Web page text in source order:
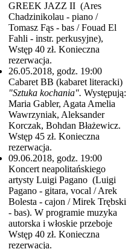
GREEK JAZZ II (Ares
Chadzinikolau - piano /
Tomasz Fąs - bas / Fouad El
Fahli - instr. perkusyjne),
Wstęp 40 zł. Konieczna
rezerwacja.
26.05.2018, godz. 19:00
Cabaret BB (kabaret literacki)
"Sztuka kochania". Występują:
Maria Gabler, Agata Amelia
Wawrzyniak, Aleksander
Korczak, Bohdan Błażewicz.
Wstęp 45 zł. Konieczna
rezerwacja.
09.06.2018, godz. 19:00
Koncert neapolitańskiego
artysty Luigi Pagano (Luigi
Pagano - gitara, vocal / Arek
Bolesta - cajon / Mirek Trębski
- bas). W programie muzyka
autorska i włoskie przeboje
Wstęp 40 zł. Konieczna
rezerwacja.